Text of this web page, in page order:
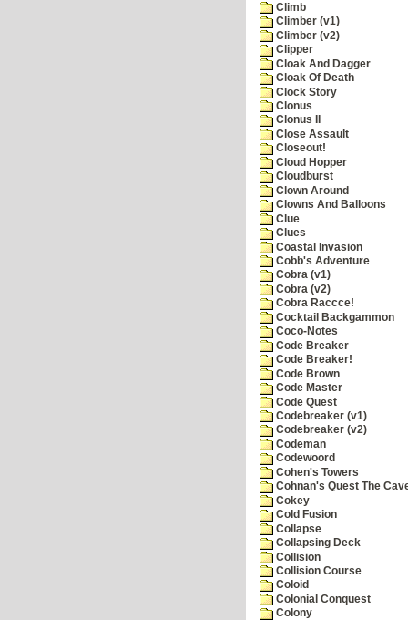
Climb
Climber (v1)
Climber (v2)
Clipper
Cloak And Dagger
Cloak Of Death
Clock Story
Clonus
Clonus II
Close Assault
Closeout!
Cloud Hopper
Cloudburst
Clown Around
Clowns And Balloons
Clue
Clues
Coastal Invasion
Cobb's Adventure
Cobra (v1)
Cobra (v2)
Cobra Raccce!
Cocktail Backgammon
Coco-Notes
Code Breaker
Code Breaker!
Code Brown
Code Master
Code Quest
Codebreaker (v1)
Codebreaker (v2)
Codeman
Codewoord
Cohen's Towers
Cohnan's Quest The
Cokey
Cold Fusion
Collapse
Collapsing Deck
Collision
Collision Course
Coloid
Colonial Conquest
Colony